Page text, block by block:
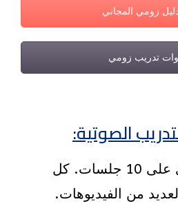
زومي المجاني
تدريب زومي
الصوتية:
تدريب زومي يحتوي على 10 جلسات. كل
من الفيديوهات.